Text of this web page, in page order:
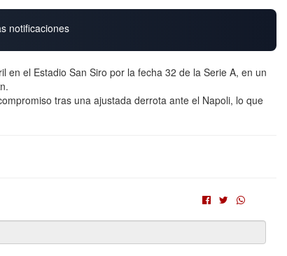
notificaciones
el Estadio San Siro por la fecha 32 de la Serie A, en un
tras una ajustada derrota ante el Napoli, lo que